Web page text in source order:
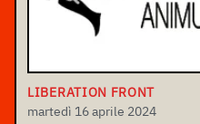
LIBERATION FRONT
martedì 16 aprile 2024